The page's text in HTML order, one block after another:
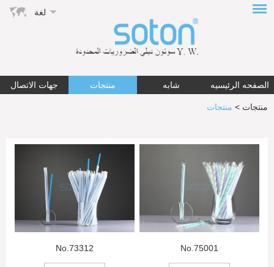
لغة
الصفحه الرئيسيه شابه منتجات جهات الاتصال
منتجات > منتجات
No.75001
No.73312